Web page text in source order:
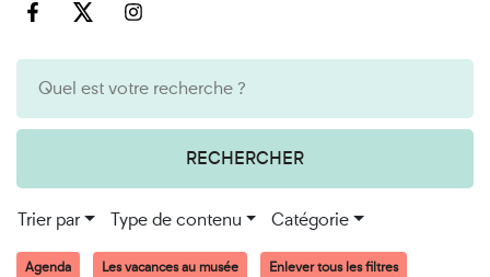
RECHERCHER
Trier par Type de contenu Catégorie
Agenda Les vacances au musée Enlever tous les filtres